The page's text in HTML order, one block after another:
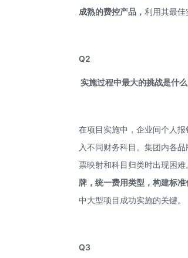
成熟的费控产品，利用其最
Q2
实施过程中最大的挑战是什么
在项目实施中，企业间个人
入不同财务科目。集团内各品
票映射和科目归类时出现困
牌，统一费用类型，构建标
中大型项目成功实施的关键。
Q3